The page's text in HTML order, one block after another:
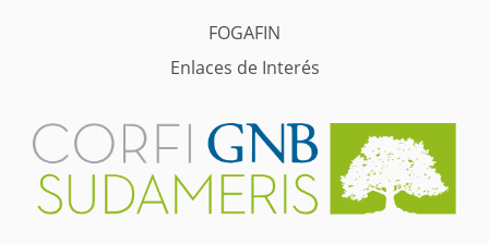
FOGAFIN
Enlaces de Interés